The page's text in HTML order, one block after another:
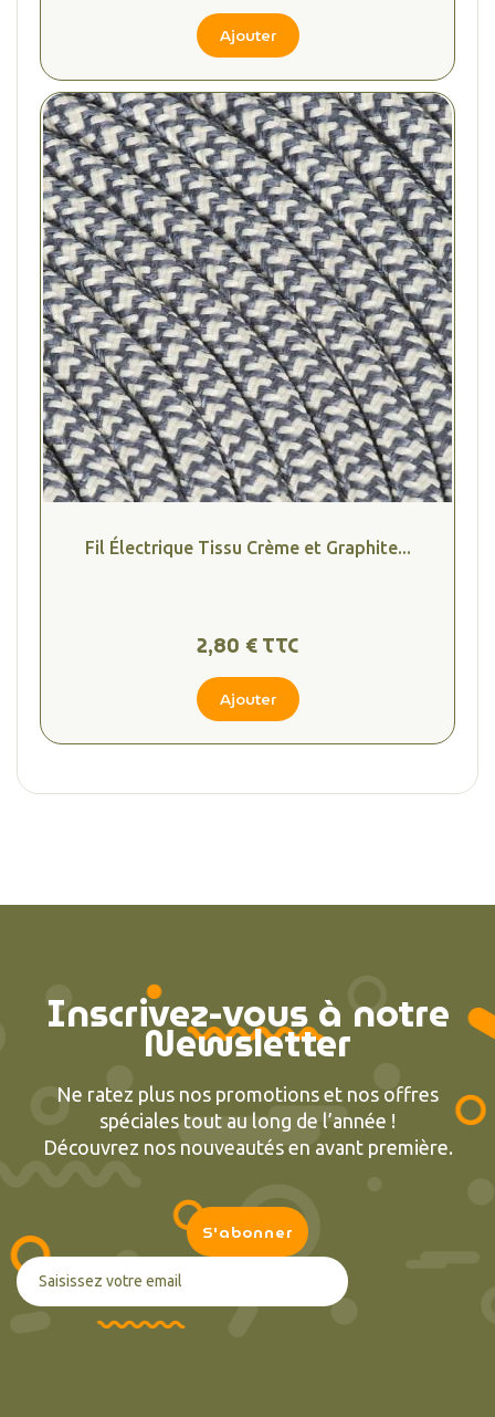
Ajouter
Fil Électrique Tissu Crème et Graphite...
2,80 € TTC
Ajouter
Inscrivez-vous à notre
Newsletter
Ne ratez plus nos promotions et nos offres
spéciales tout au long de l’année !
Découvrez nos nouveautés en avant première.